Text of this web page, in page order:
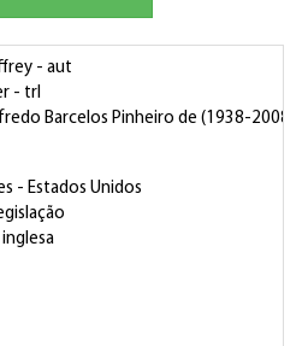
- aut
- trl
Barcelos Pinheiro de (1938-2008)
- Estados Unidos